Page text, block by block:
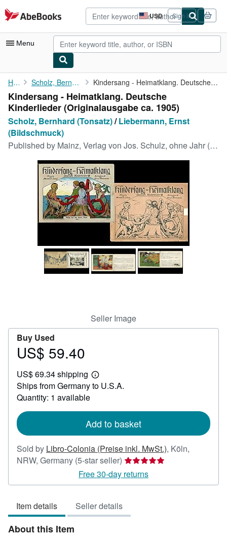
Skip to main content
AbeBooks.com USD
Site
shopping
preferences
Sign in
Menu
My Account
My Purchases
Advanced Search
Browse Collections
Art & Collectibles
Start Selling
CLOSE
Home Scholz, Bernhard (Tonsatz) Kindersang - Heimatklang. Deutsche Kinderlieder (Originalausgabe...
Kindersang - Heimatklang. Deutsche
Kinderlieder (Originalausgabe ca. 1905)
Scholz, Bernhard (Tonsatz)/Liebermann, Ernst
(Bildschmuck)
Published by Mainz, Verlag von Jos. Schulz, ohne Jahr (ca. 1905), 1905
Seller Image
Buy Used
Price
59.40
US$ 59.40
US$ 69.34 shipping
Learn
more
Ships from Germany to U.S.A.
Quantity: 1 available
Add to basket
Sold by Libro-Colonia (Preise inkl. MwSt.), Köln,
NRW, Germany (5-star seller) Seller
rating
5
5
Free 30-day returns
Item details Seller details
About this Item